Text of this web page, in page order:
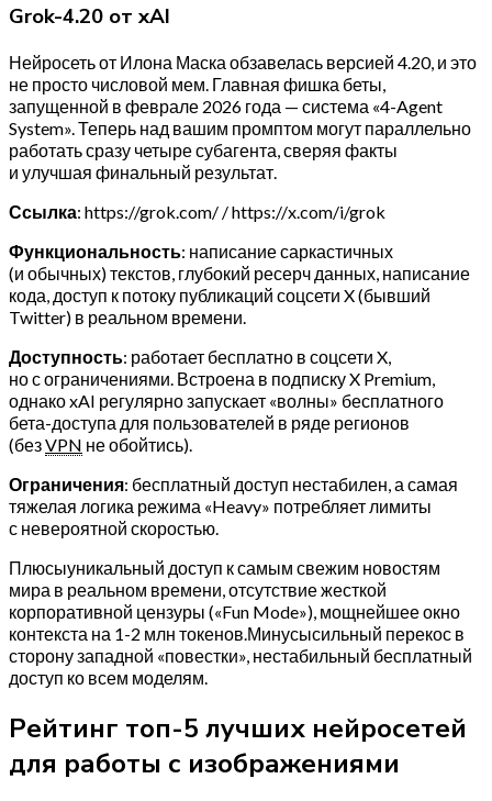
Grok-4.20 от xAI
Нейросеть от Илона Маска обзавелась версией 4.20, и это
не просто числовой мем. Главная фишка беты,
запущенной в феврале 2026 года — система «4-Agent
System». Теперь над вашим промптом могут параллельно
работать сразу четыре субагента, сверяя факты
и улучшая финальный результат.
Ссылка: https://grok.com/ / https://x.com/i/grok
Функциональность: написание саркастичных
(и обычных) текстов, глубокий ресерч данных, написание
кода, доступ к потоку публикаций соцсети X (бывший
Twitter) в реальном времени.
Доступность: работает бесплатно в соцсети X,
но с ограничениями. Встроена в подписку X Premium,
однако xAI регулярно запускает «волны» бесплатного
бета-доступа для пользователей в ряде регионов
(безVPN не обойтись).
Ограничения: бесплатный доступ нестабилен, а самая
тяжелая логика режима «Heavy» потребляет лимиты
с невероятной скоростью.
Плюсыуникальный доступ к самым свежим новостям
мира в реальном времени, отсутствие жесткой
корпоративной цензуры («Fun Mode»), мощнейшее окно
контекста на 1-2 млн токенов.Минусысильный перекос в
сторону западной «повестки», нестабильный бесплатный
доступ ко всем моделям.
Рейтинг топ-5 лучших нейросетей
для работы с изображениями